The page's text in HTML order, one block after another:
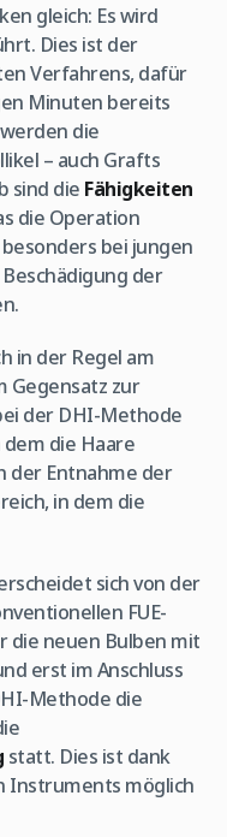
gleich: Es wird
Dies ist der
Verfahrens, dafür
Minuten bereits
die
– auch Grafts
sind die Fähigkeiten
die Operation
bei jungen
der
in der Regel am
Gegensatz zur
der DHI-Methode
die Haare
der Entnahme der
in dem die
sich von der
FUE-
die neuen Bulben mit
erst im Anschluss
Methode die
statt. Dies ist dank
Instruments möglich